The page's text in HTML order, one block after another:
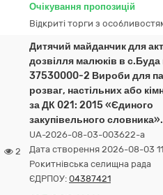
Очікування пропозицій
Відкриті торги з
2
Дитячий майданчик для
дозвілля малюків в с.Буда
37530000-2 Вироби для
розваг, настільних або
за ДК 021: 2015 «Єдиного
закупівельного словника».
UA-2026-08-03-003622-a
Дата створення 2026-08-03
Рокитнівська селищна рада
ЄДРПОУ: 04387421